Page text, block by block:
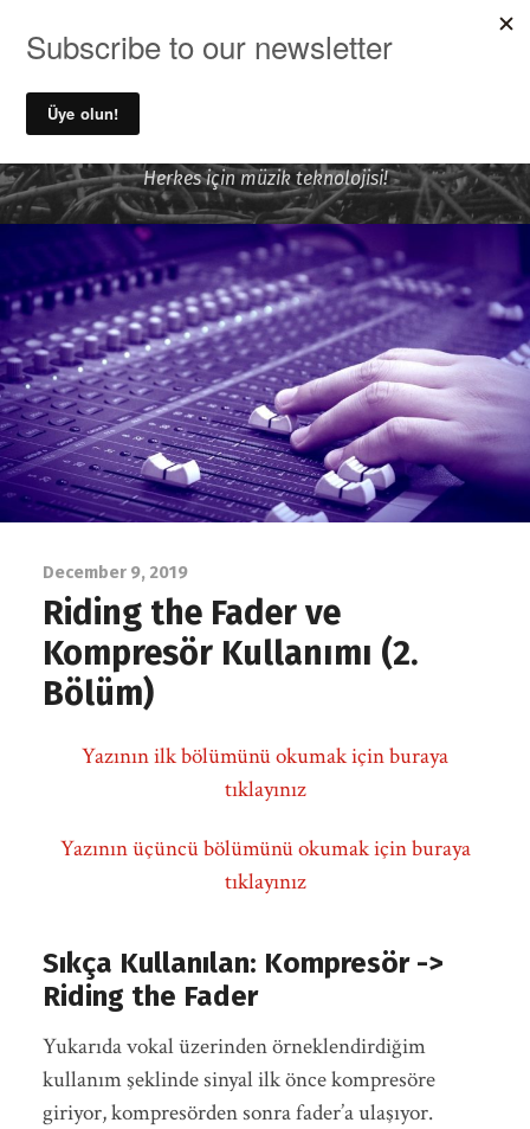
Ufuk Önen ile Ses Kayıt ve
Müzik Teknolojileri
Herkes için müzik teknolojisi!
December 9, 2019
Riding the Fader ve
Kompresör Kullanımı (2.
Bölüm)
Yazının ilk bölümünü okumak için buraya
tıklayınız
Yazının üçüncü bölümünü okumak için buraya
tıklayınız
Sıkça Kullanılan: Kompresör ->
Riding the Fader
Yukarıda vokal üzerinden örneklendirdiğim
kullanım şeklinde sinyal ilk önce kompresöre
giriyor, kompresörden sonra fader’a ulaşıyor.